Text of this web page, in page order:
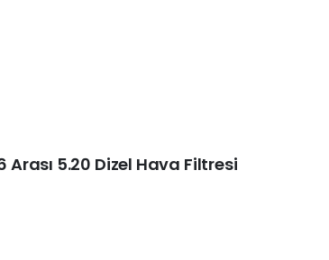
Arası 5.20 Dizel Hava Filtresi